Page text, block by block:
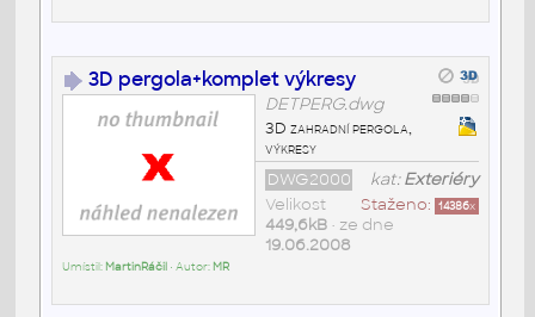
3D pergola+komplet výkresy
DETPERG.dwg
3D zahradní pergola,
výkresy
kat:Exteriéry
DWG2000
Staženo: 14386x
Velikost
449,6kB• ze dne
19.06.2008
Umístil: MartinRáčil • Autor: MR